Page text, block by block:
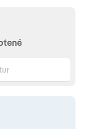
poplatok
vaňou, WC •
LCD TV • WiFi
• trezor • set